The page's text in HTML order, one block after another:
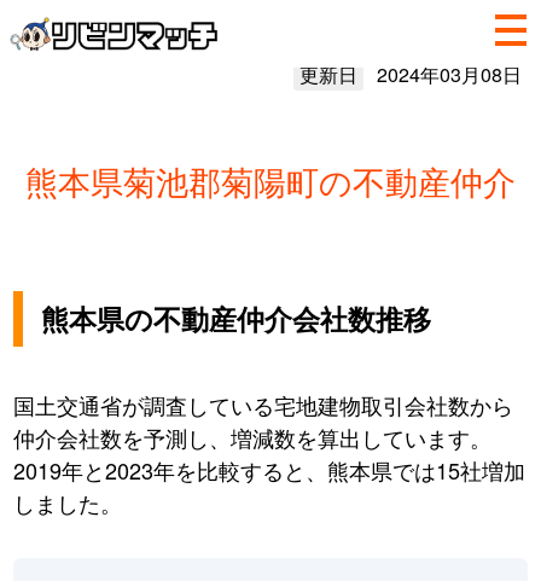
更新日 2024年03月08日
熊本県菊池郡菊陽町の不動産仲介
熊本県の不動産仲介会社数推移
国土交通省が調査している宅地建物取引会社数から
仲介会社数を予測し、増減数を算出しています。
2019年と2023年を比較すると、熊本県では15社増加
しました。